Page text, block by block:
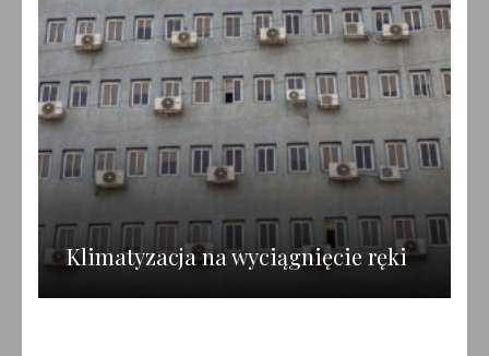
Klimatyzacja na wyciągnięcie ręki